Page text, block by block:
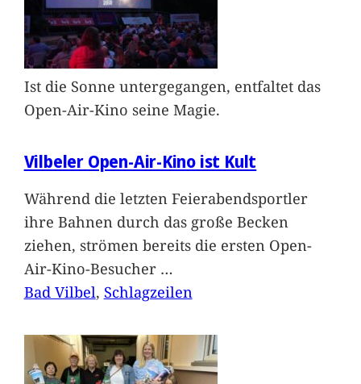
Ist die Sonne untergegangen, entfaltet das
Open-Air-Kino seine Magie.
Vilbeler Open-Air-Kino ist Kult
Während die letzten Feierabendsportler
ihre Bahnen durch das große Becken
ziehen, strömen bereits die ersten Open-
Air-Kino-Besucher …
Bad Vilbel, Schlagzeilen